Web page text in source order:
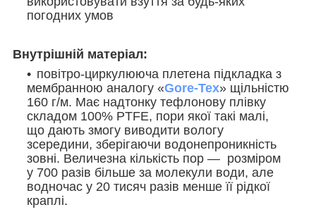
погодних умов
Внутрішній матеріал:
повітро-циркулююча плетена підкладка з
мембранною аналогу «Gore-Tex» щільністю
160 г/м. Має надтонку тефлонову плівку
складом 100% PTFE, пори якої такі малі,
що дають змогу виводити вологу
зсередини, зберігаючи водонепроникність
зовні. Величезна кількість пор — розміром
у 700 разів більше за молекули води, але
водночас у 20 тисяч разів менше її рідкої
краплі.